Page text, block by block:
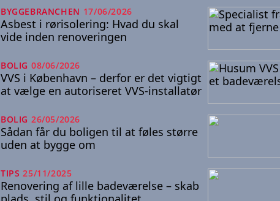
BYGGEBRANCHEN 17/06/2026
Asbest i rørisolering: Hvad du skal
vide inden renoveringen
BOLIG 08/06/2026
VVS i København – derfor er det vigtigt
at vælge en autoriseret VVS-installatør
BOLIG 26/05/2026
Sådan får du boligen til at føles større
uden at bygge om
TIPS 25/11/2025
Renovering af lille badeværelse – skab